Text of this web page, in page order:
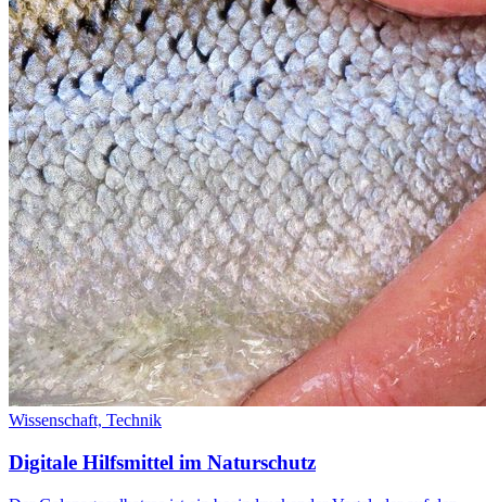
Wissenschaft, Technik
Digitale Hilfsmittel im Naturschutz